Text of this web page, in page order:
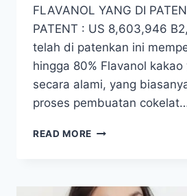
FLAVANOL YANG DI
PATENT : US 8,603,946
telah di patenkan ini
hingga 80% Flavanol kakao
secara alami, yang
proses pembuatan
READ MORE COCOA
BUBUK